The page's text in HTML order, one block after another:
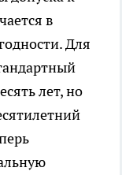
в
Для
лет, но